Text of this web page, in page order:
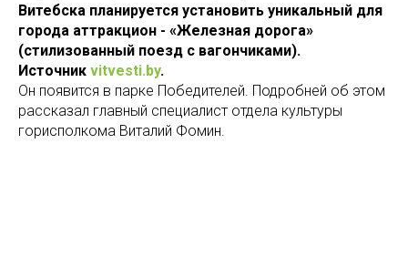
Витебска планируется установить уникальный для
города аттракцион - «Железная дорога»
(стилизованный поезд с вагончиками).
Источник vitvesti.by.
Он появится в парке Победителей. Подробней об этом
рассказал главный специалист отдела культуры
горисполкома Виталий Фомин.